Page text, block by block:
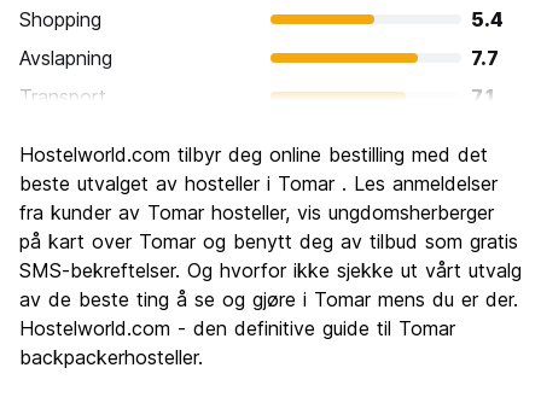
Shopping
5.4
Avslapning
7.7
Transport
7.1
Kultur
8.9
Feste
4.9
Verdi for pengene
8.3
Hostelworld.com tilbyr deg online bestilling med det
beste utvalget av hosteller i Tomar . Les anmeldelser
fra kunder av Tomar hosteller, vis ungdomsherberger
på kart over Tomar og benytt deg av tilbud som gratis
SMS-bekreftelser. Og hvorfor ikke sjekke ut vårt utvalg
av de beste ting å se og gjøre i Tomar mens du er der.
Hostelworld.com - den definitive guide til Tomar
backpackerhosteller.